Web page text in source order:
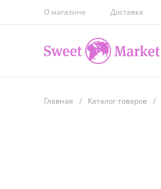
О магазине Доставка
Главная / Каталог товаров /